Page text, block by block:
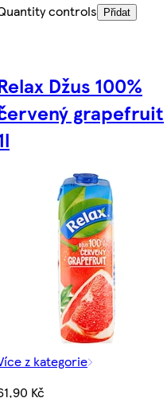
controls
Přidat
Džus 100%
grapefruit
z kategorie
Kč